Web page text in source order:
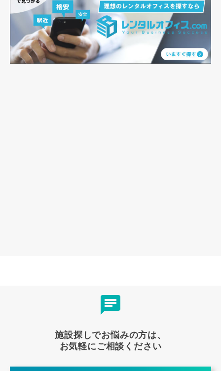
施設探しでお悩みの方は、
お気軽にご相談ください